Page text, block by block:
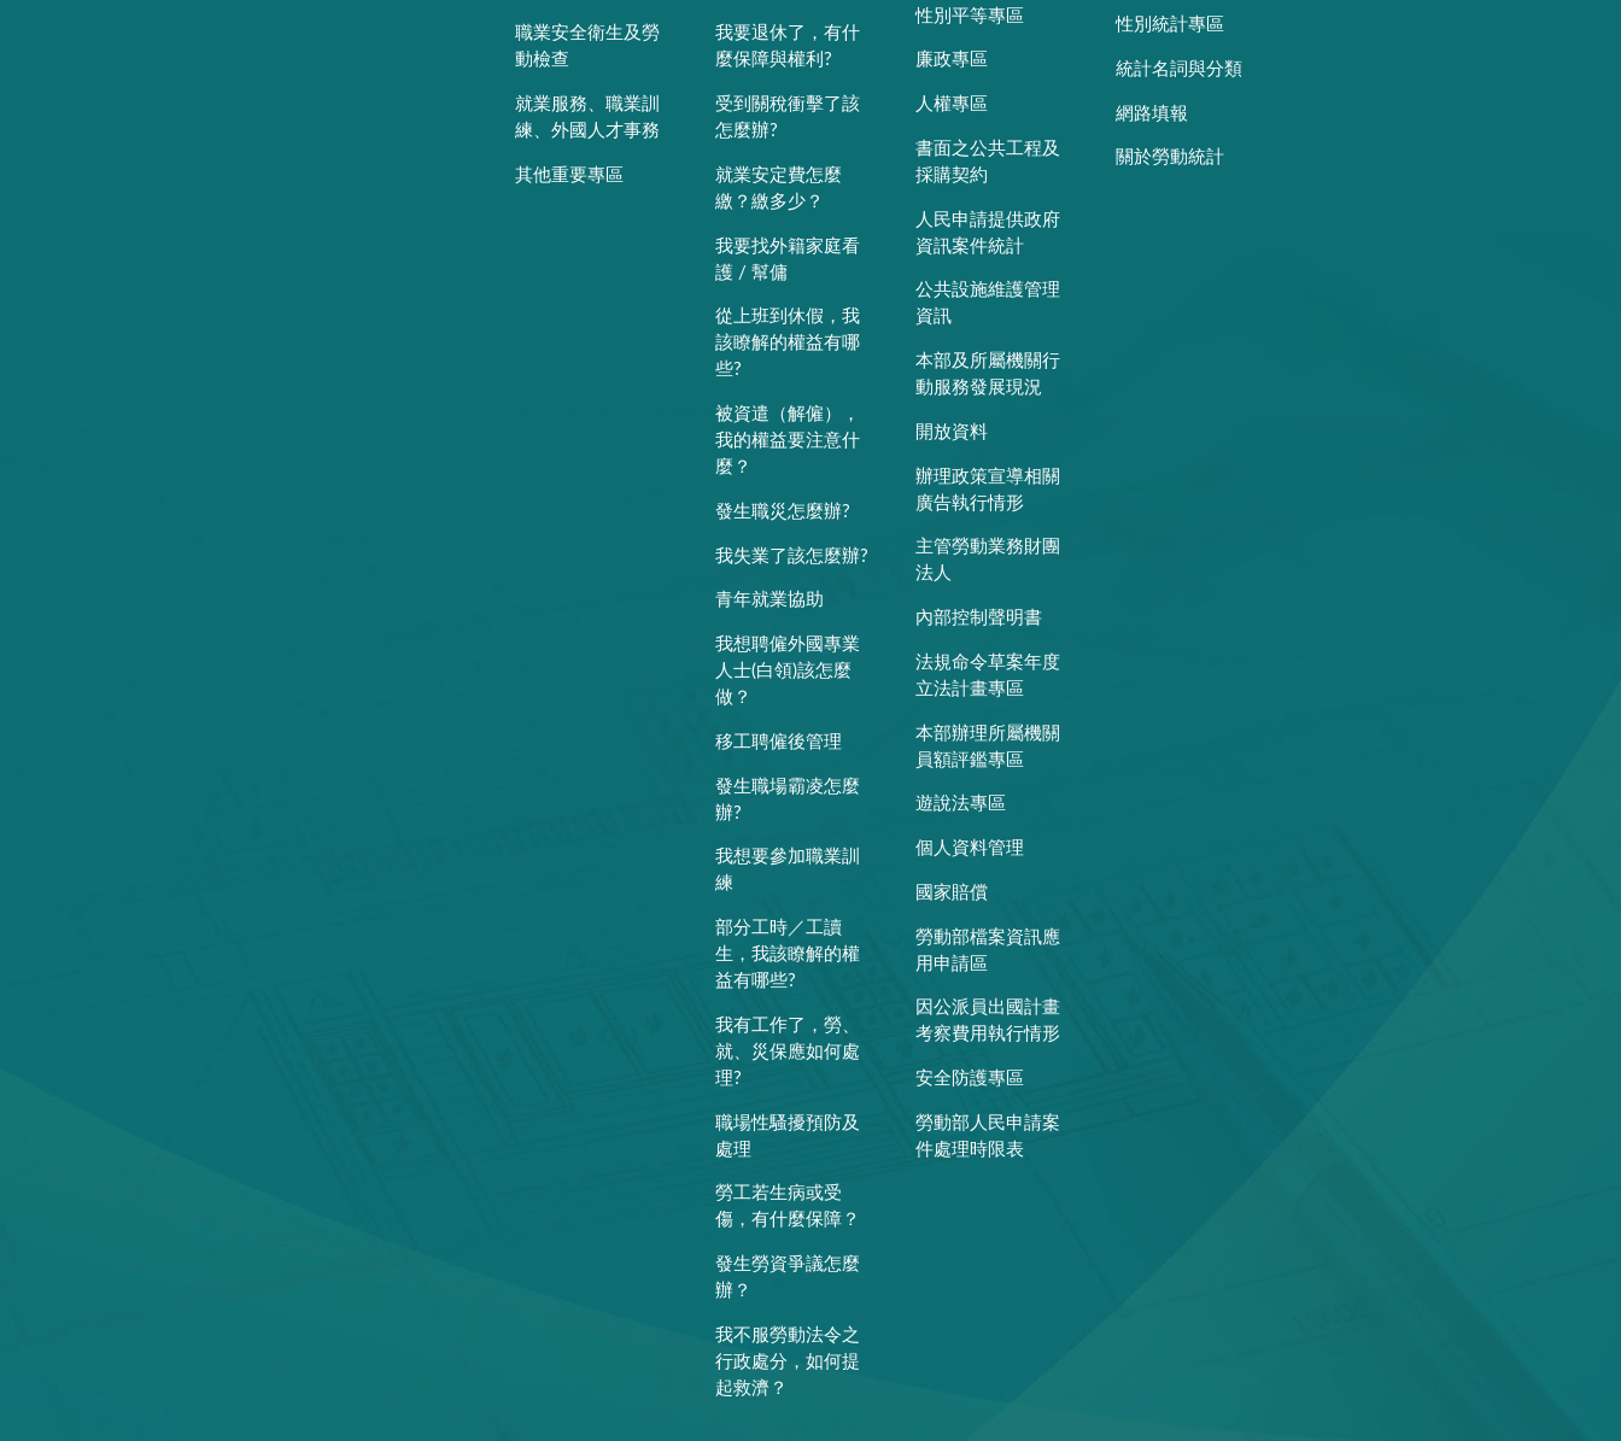
職業安全衛生及勞
動檢查
就業服務、職業訓
練、外國人才事務
其他重要專區
我要退休了，有什
麼保障與權利?
受到關稅衝擊了該
怎麼辦?
就業安定費怎麼
繳？繳多少？
我要找外籍家庭看
護 / 幫傭
從上班到休假，我
該瞭解的權益有哪
些?
被資遣（解僱），
我的權益要注意什
麼？
發生職災怎麼辦?
我失業了該怎麼辦?
青年就業協助
我想聘僱外國專業
人士(白領)該怎麼
做？
移工聘僱後管理
發生職場霸凌怎麼
辦?
我想要參加職業訓
練
部分工時／工讀
生，我該瞭解的權
益有哪些?
我有工作了，勞、
就、災保應如何處
理?
職場性騷擾預防及
處理
勞工若生病或受
傷，有什麼保障？
發生勞資爭議怎麼
辦？
我不服勞動法令之
行政處分，如何提
起救濟？
性別平等專區
廉政專區
人權專區
書面之公共工程及
採購契約
人民申請提供政府
資訊案件統計
公共設施維護管理
資訊
本部及所屬機關行
動服務發展現況
開放資料
辦理政策宣導相關
廣告執行情形
主管勞動業務財團
法人
內部控制聲明書
法規命令草案年度
立法計畫專區
本部辦理所屬機關
員額評鑑專區
遊說法專區
個人資料管理
國家賠償
勞動部檔案資訊應
用申請區
因公派員出國計畫
考察費用執行情形
安全防護專區
勞動部人民申請案
件處理時限表
性別統計專區
統計名詞與分類
網路填報
關於勞動統計